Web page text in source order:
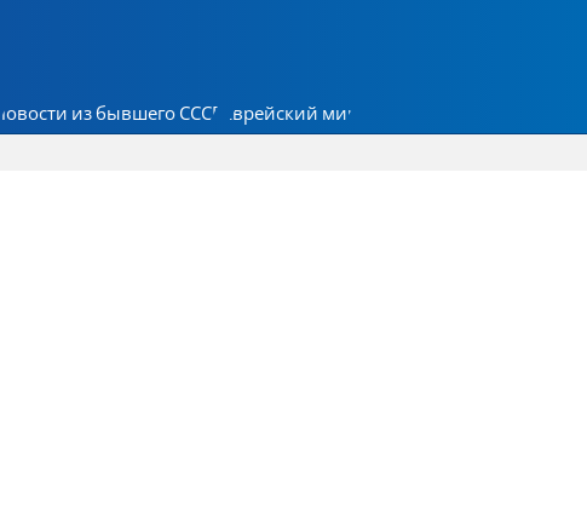
Новости из бывшего СССР Еврейский мир